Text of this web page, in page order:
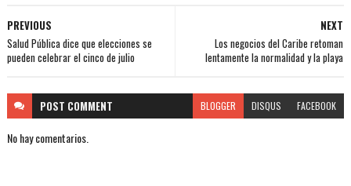
NEXT
Los negocios del Caribe retoman
lentamente la normalidad y la playa
PREVIOUS
Salud Pública dice que elecciones se
pueden celebrar el cinco de julio
POST COMMENT BLOGGER DISQUS FACEBOOK
No hay comentarios.